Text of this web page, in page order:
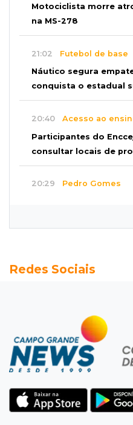
Motociclista morre
na MS-278
21:02 Futebol de base
Náutico segura
conquista o estadual
20:40 Acesso ao
Participantes do
consultar locais de
20:29 Pedro Gomes
Pantanal treina em
Campeonato
Remo busca empate
na zona de
Defesa diz que preso
só emprestou casa a
Redes Sociais